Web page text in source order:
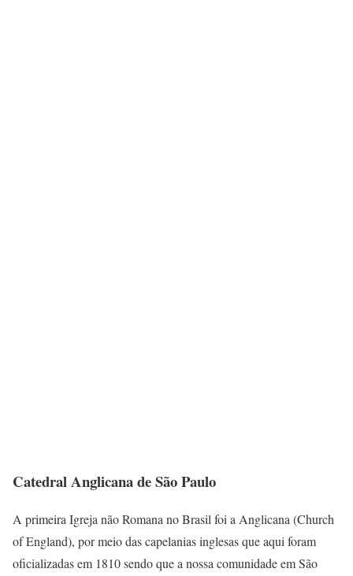
Catedral Anglicana de São Paulo
A primeira Igreja não Romana no Brasil foi a Anglicana (Church
of England), por meio das capelanias inglesas que aqui foram
oficializadas em 1810 sendo que a nossa comunidade em São